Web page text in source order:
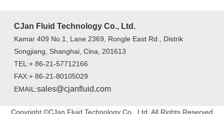
CJan Fluid Technology Co., Ltd.
Kamar 409 No.1, Lane 2369, Rongle East Rd., Distrik
Songjiang, Shanghai, Cina, 201613
TEL:+ 86-21-57712166
FAX:+ 86-21-80105029
EMAIL:sales@cjanfluid.com
Copyright ©CJan Fluid Technology Co., Ltd. All Rights Reserved